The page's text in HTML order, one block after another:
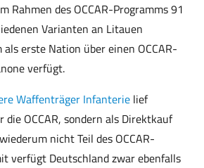
Rahmen des OCCAR-Programms 91
Varianten an Litauen
erste Nation über einen OCCAR-
verfügt.
Waffenträger Infanterie lief
OCCAR, sondern als Direktkauf
nicht Teil des OCCAR-
verfügt Deutschland zwar ebenfalls